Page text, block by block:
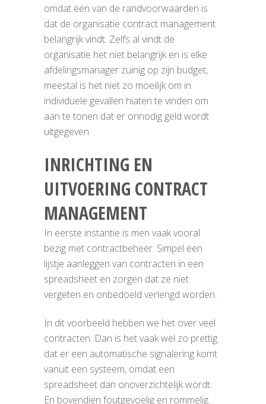
omdat een van de randvoorwaarden is
dat de organisatie contract management
belangrijk vindt. Zelfs al vindt de
organisatie het niet belangrijk en is elke
afdelingsmanager zuinig op zijn budget,
meestal is het niet zo moeilijk om in
individuele gevallen hiaten te vinden om
aan te tonen dat er onnodig geld wordt
uitgegeven.
INRICHTING EN
UITVOERING CONTRACT
MANAGEMENT
message
In eerste instantie is men vaak vooral
bezig met contractbeheer. Simpel een
lijstje aanleggen van contracten in een
spreadsheet en zorgen dat ze niet
vergeten en onbedoeld verlengd worden.
In dit voorbeeld hebben we het over veel
contracten. Dan is het vaak wel zo prettig
dat er een automatische signalering komt
vanuit een systeem, omdat een
spreadsheet dan onoverzichtelijk wordt.
En bovendien foutgevoelig en rommelig.